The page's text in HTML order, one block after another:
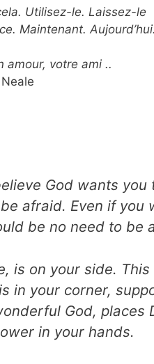
Utilisez-le. Laissez-le
Maintenant. Aujourd’hui.
amour, votre ami ..
Neale
God wants you
afraid. Even if you
be no need to be
is on your side. This
in your corner,
God, places
in your hands.